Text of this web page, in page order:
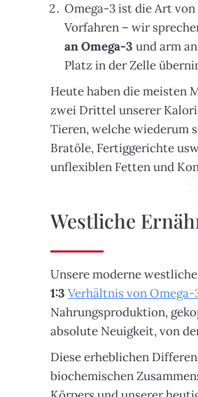
Omega-3 ist die Art
Vorfahren – wir
an Omega-3 und arm
Platz in der Zelle
Heute haben die meisten
zwei Drittel unserer
Tieren, welche wiederum
Bratöle, Fertiggerichte
unflexiblen Fetten und
Westliche
Unsere moderne
1:3 Verhältnis von Omega-
Nahrungsproduktion,
absolute Neuigkeit, von
Diese erheblichen
biochemischen